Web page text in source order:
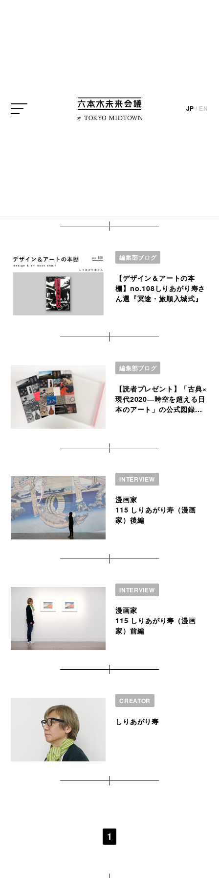
by
JP / EN
編集部ブログ
【デザイン＆アートの本
棚】no.108しりあがり寿さ
ん選『冥途・旅順入城式』
編集部ブログ
【読者プレゼント】「古典×
現代2020―時空を超える日
本のアート」の公式図録...
INTERVIEW
漫画家
115 しりあがり寿（漫画
家）後編
INTERVIEW
漫画家
115 しりあがり寿（漫画
家）前編
CREATOR
しりあがり寿
1